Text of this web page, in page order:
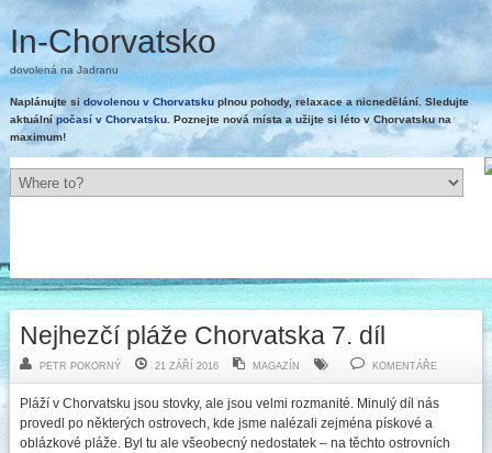
In-Chorvatsko
dovolená na Jadranu
Naplánujte si dovolenou v Chorvatskuplnou pohody, relaxace a nicnedělání. Sledujte
aktuálnípočasí v Chorvatsku. Poznejte nová místa a užijte si léto v Chorvatsku na
maximum!
Nejhezčí pláže Chorvatska 7. díl
PETR POKORNÝ 21 ZÁŘÍ 2016 MAGAZÍN KOMENTÁŘE
Pláží v Chorvatsku jsou stovky, ale jsou velmi rozmanité. Minulý díl nás
provedl po některých ostrovech, kde jsme nalézali zejména pískové a
oblázkové pláže. Byl tu ale všeobecný nedostatek – na těchto ostrovních